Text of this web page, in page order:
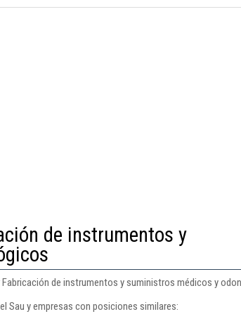
de instrumentos y
de instrumentos y suministros médicos y
Sau y empresas con posiciones similares: